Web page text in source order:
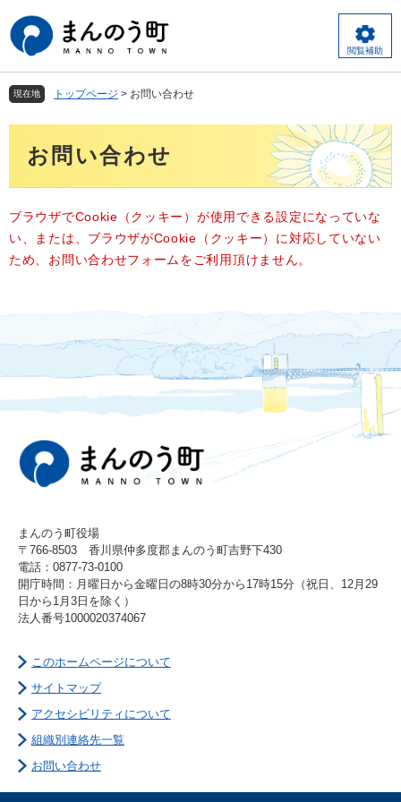
ー
ジ
先
頭
で
ニ
ュ
を
飛
ば
へ
閲覧補助
現在地 トップページ > お問い合わせ
お問い合わせ
ブラウザでCookie（クッキー）が使用できる設定になっていな
い、または、ブラウザがCookie（クッキー）に対応していない
ため、お問い合わせフォームをご利用頂けません。
まんのう町役場
〒766-8503 香川県仲多度郡まんのう町吉野下430
電話：0877-73-0100
開庁時間：月曜日から金曜日の8時30分から17時15分（祝日、12月29
日から1月3日を除く）
法人番号1000020374067
このホームページについて
サイトマップ
アクセシビリティについて
組織別連絡先一覧
お問い合わせ